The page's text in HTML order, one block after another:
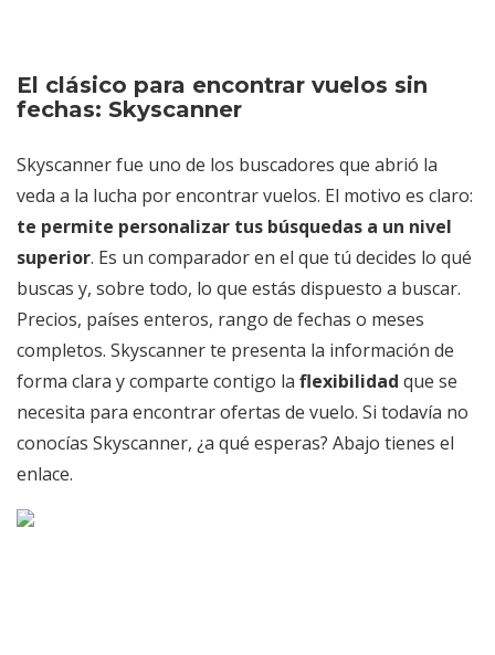
El clásico para encontrar vuelos sin
fechas: Skyscanner
Skyscanner fue uno de los buscadores que abrió la
veda a la lucha por encontrar vuelos. El motivo es claro:
te permite personalizar tus búsquedas a un nivel
superior. Es un comparador en el que tú decides lo qué
buscas y, sobre todo, lo que estás dispuesto a buscar.
Precios, países enteros, rango de fechas o meses
completos. Skyscanner te presenta la información de
forma clara y comparte contigo la flexibilidad que se
necesita para encontrar ofertas de vuelo. Si todavía no
conocías Skyscanner, ¿a qué esperas? Abajo tienes el
enlace.